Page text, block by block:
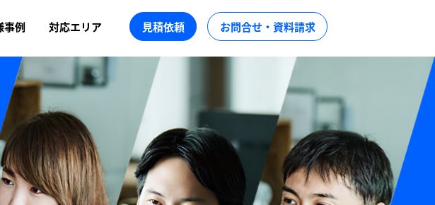
事例 対応エリア 見積依頼 お問合せ・資料請求